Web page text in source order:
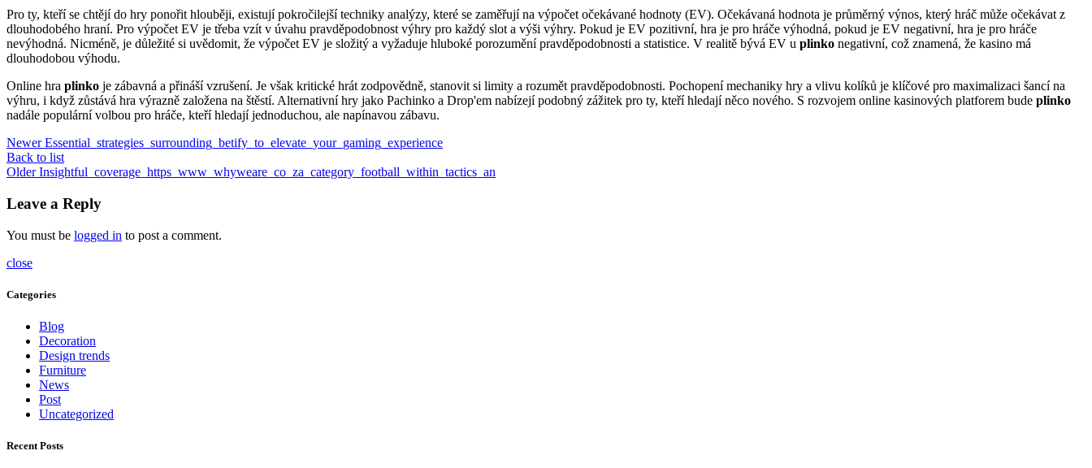
Pro ty, kteří se chtějí do hry ponořit hlouběji, existují pokročilejší techniky analýzy, které se zaměřují na výpočet očekávané hodnoty (EV). Očekávaná hodnota je průměrný výnos, který hráč může očekávat z
dlouhodobého hraní. Pro výpočet EV je třeba vzít v úvahu pravděpodobnost výhry pro každý slot a výši výhry. Pokud je EV pozitivní, hra je pro hráče výhodná, pokud je EV negativní, hra je pro hráče
nevýhodná. Nicméně, je důležité si uvědomit, že výpočet EV je složitý a vyžaduje hluboké porozumění pravděpodobnosti a statistice. V realitě bývá EV u plinko negativní, což znamená, že kasino má
dlouhodobou výhodu.
Online hra plinko je zábavná a přináší vzrušení. Je však kritické hrát zodpovědně, stanovit si limity a rozumět pravděpodobnosti. Pochopení mechaniky hry a vlivu kolíků je klíčové pro maximalizaci šancí na
výhru, i když zůstává hra výrazně založena na štěstí. Alternativní hry jako Pachinko a Drop'em nabízejí podobný zážitek pro ty, kteří hledají něco nového. S rozvojem online kasinových platforem bude plinko
nadále populární volbou pro hráče, kteří hledají jednoduchou, ale napínavou zábavu.
Newer Essential_strategies_surrounding_betify_to_elevate_your_gaming_experience
Back to list
Older Insightful_coverage_https_www_whyweare_co_za_category_football_within_tactics_an
Leave a Reply
You must be logged in to post a comment.
close
Categories
Blog
Decoration
Design trends
Furniture
News
Post
Uncategorized
Recent Posts